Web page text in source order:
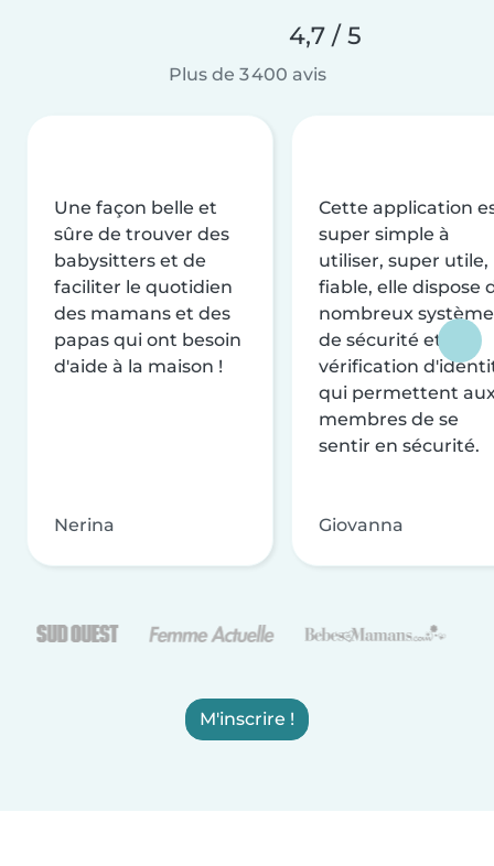
4,7 / 5
Plus de 3 400 avis
Une façon belle et
sûre de trouver des
babysitters et de
faciliter le quotidien
des mamans et des
papas qui ont besoin
d'aide à la maison !
Nerina
Cette application
super simple à
utiliser, super utile,
fiable, elle dispose
nombreux
de sécurité et de
vérification
qui permettent
membres de se
sentir en sécurité.
Giovanna
M'inscrire !